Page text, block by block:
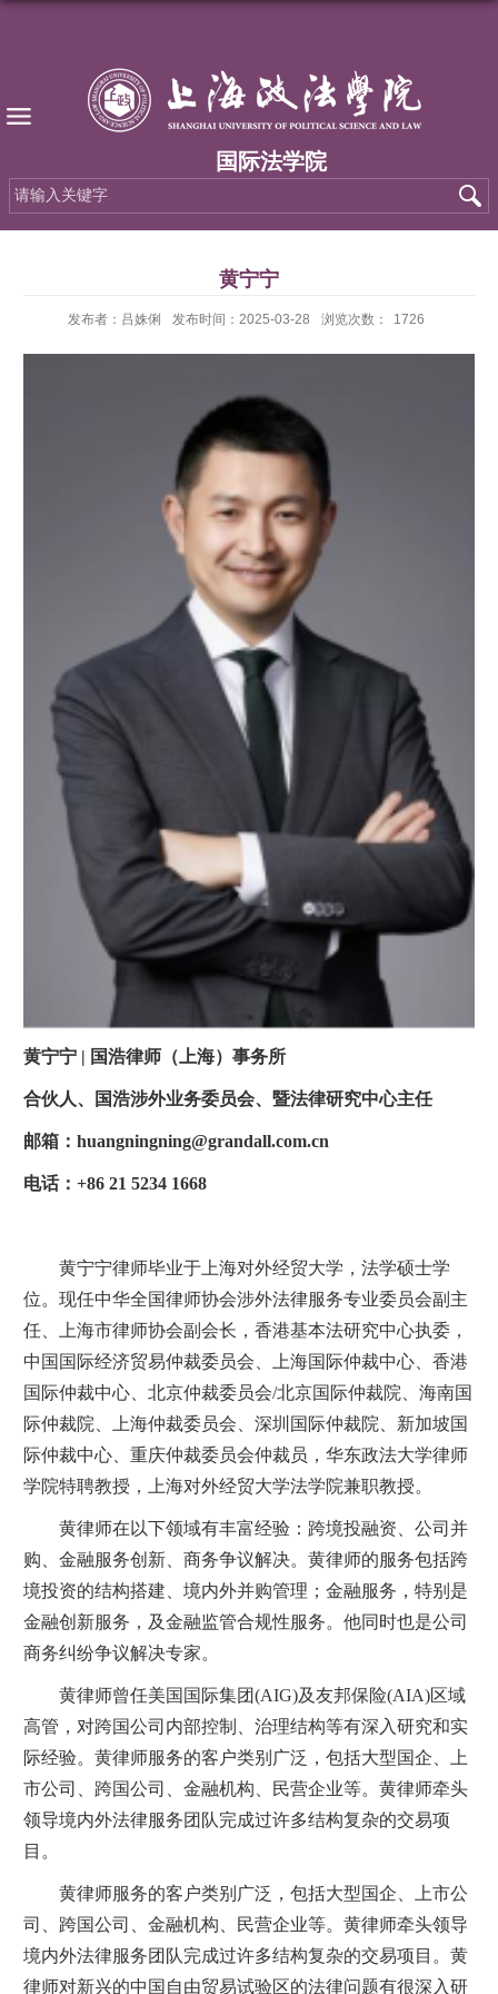
国际法学院
黄宁宁
发布者：吕姝俐 发布时间：2025-03-28 浏览次数： 1726
黄宁宁 | 国浩律师（上海）事务所
合伙人、国浩涉外业务委员会、暨法律研究中心主任
邮箱：huangningning@grandall.com.cn
电话：+86 21 5234 1668
黄宁宁律师毕业于上海对外经贸大学，法学硕士学
位。现任中华全国律师协会涉外法律服务专业委员会副主
任、上海市律师协会副会长，香港基本法研究中心执委，
中国国际经济贸易仲裁委员会、上海国际仲裁中心、香港
国际仲裁中心、北京仲裁委员会/北京国际仲裁院、海南国
际仲裁院、上海仲裁委员会、深圳国际仲裁院、新加坡国
际仲裁中心、重庆仲裁委员会仲裁员，华东政法大学律师
学院特聘教授，上海对外经贸大学法学院兼职教授。
黄律师在以下领域有丰富经验：跨境投融资、公司并
购、金融服务创新、商务争议解决。黄律师的服务包括跨
境投资的结构搭建、境内外并购管理；金融服务，特别是
金融创新服务，及金融监管合规性服务。他同时也是公司
商务纠纷争议解决专家。
黄律师曾任美国国际集团(AIG)及友邦保险(AIA)区域
高管，对跨国公司内部控制、治理结构等有深入研究和实
际经验。黄律师服务的客户类别广泛，包括大型国企、上
市公司、跨国公司、金融机构、民营企业等。黄律师牵头
领导境内外法律服务团队完成过许多结构复杂的交易项
目。
黄律师服务的客户类别广泛，包括大型国企、上市公
司、跨国公司、金融机构、民营企业等。黄律师牵头领导
境内外法律服务团队完成过许多结构复杂的交易项目。黄
律师对新兴的中国自由贸易试验区的法律问题有很深入研